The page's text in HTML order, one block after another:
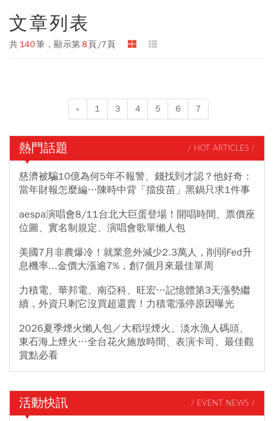
文章列表
共 140筆，顯示第8頁/7頁
« 1 3 4 5 6 7
熱門話題 / HOT ARTICLES /
慈濟被騙10億為何5年不報警、錢找到才認？他好奇：
當年財報怎麼編…陳時中背「擋疫苗」黑鍋只求1件事
aespa演唱會8/11台北大巨蛋登場！開唱時間、票價座
位圖、實名制規定、演唱會歌單懶人包
美國7月非農爆冷！就業意外減少2.3萬人，削弱Fed升
息機率...金價大漲逾7%，創7個月來最佳單周
力積電、華邦電、南亞科、旺宏…記憶體第3天漲勢繼
續，外資只剩它沒買超還賣！力積電漲停原因曝光
2026夏季煙火懶人包／大稻埕煙火、淡水漁人碼頭、
東石海上煙火…全台花火施放時間、表演卡司、最佳觀
賞點必看
活動快訊 / EVENT NEWS /